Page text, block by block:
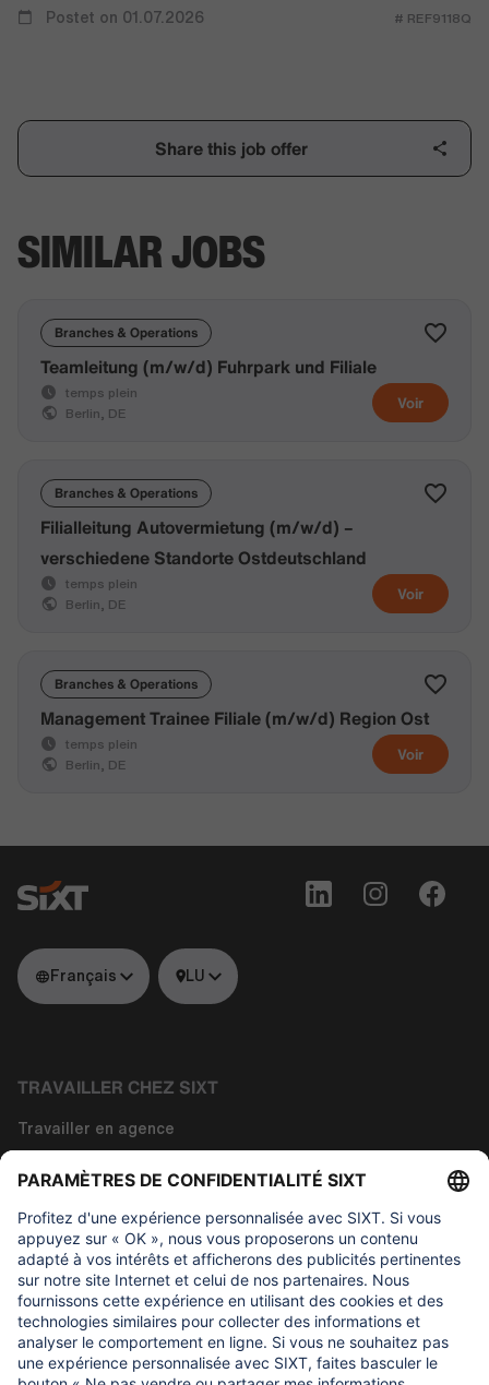
Postet on 01.07.2026 # REF9118Q
Share this job offer
SIMILAR JOBS
Branches & Operations
Voir
Teamleitung (m/w/d) Fuhrpark und Filiale
temps plein
Berlin, DE
Branches & Operations
Voir
Filialleitung Autovermietung (m/w/d) –
verschiedene Standorte Ostdeutschland
temps plein
Berlin, DE
Branches & Operations
Voir
Management Trainee Filiale (m/w/d) Region Ost
temps plein
Berlin, DE
Français LU
TRAVAILLER CHEZ SIXT
Travailler en agence
Travailler dans les fonctions siège
Travailler dans la technologie
À propos de nous
CE QUI NOUS IMPORTONS
Fondation d'aide aux enfants Regine Sixt